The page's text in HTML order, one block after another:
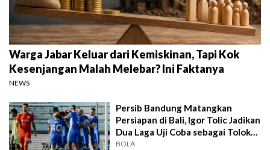
Warga Jabar Keluar dari Kemiskinan, Tapi Kok
Kesenjangan Malah Melebar? Ini Faktanya
NEWS
Persib Bandung Matangkan
Persiapan di Bali, Igor Tolic Jadikan
Dua Laga Uji Coba sebagai Tolok
Ukur
BOLA